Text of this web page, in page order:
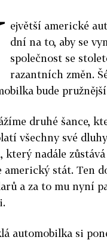
ejvětší americké
dní na to, aby se
společnost se
razantních změn.
bude
druhé šance,
všechny své
který nadále
americký stát. Ten
a za to mu nyní
automobilka si